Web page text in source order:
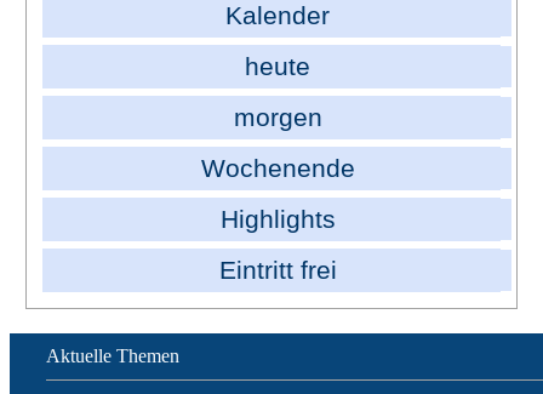
Kalender
heute
morgen
Wochenende
Highlights
Eintritt frei
Aktuelle Themen